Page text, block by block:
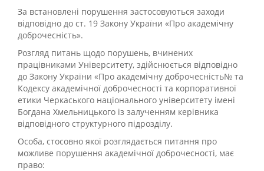
За встановлені порушення застосовуються заходи
відповідно до ст. 19 Закону України «Про академічну
доброчесність».
Розгляд питань щодо порушень, вчинених
працівниками Університету, здійснюється відповідно
до Закону України «Про академічну доброчесність№ та
Кодексу академічної доброчесності та корпоративної
етики Черкаського національного університету імені
Богдана Хмельницького із залученням керівника
відповідного структурного підрозділу.
Особа, стосовно якої розглядається питання про
можливе порушення академічної доброчесності, має
право: